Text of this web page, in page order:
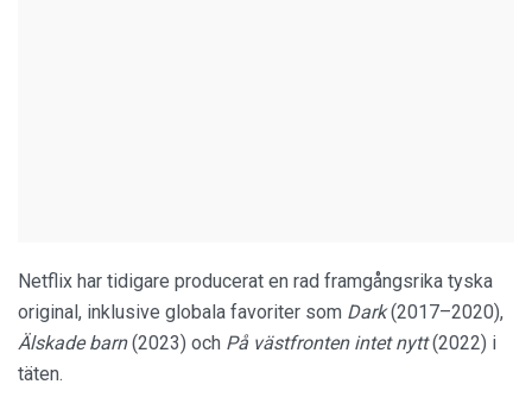
Netflix har tidigare producerat en rad framgångsrika tyska
original, inklusive globala favoriter som Dark(2017–2020),
Älskade barn(2023) och På västfronten intet nytt(2022) i
täten.